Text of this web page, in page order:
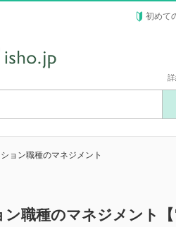
初めて
ョン職種のマネジメント
職種のマネジメント【